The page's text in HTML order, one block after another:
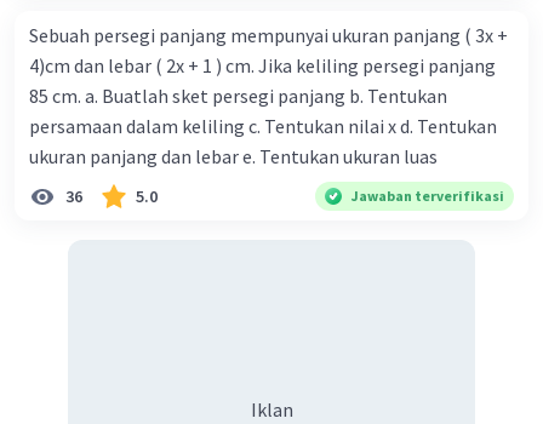
Sebuah persegi panjang mempunyai ukuran panjang ( 3x +
4)cm dan lebar ( 2x + 1 ) cm. Jika keliling persegi panjang
85 cm. a. Buatlah sket persegi panjang b. Tentukan
persamaan dalam keliling c. Tentukan nilai x d. Tentukan
ukuran panjang dan lebar e. Tentukan ukuran luas
36 5.0 Jawaban terverifikasi
Iklan